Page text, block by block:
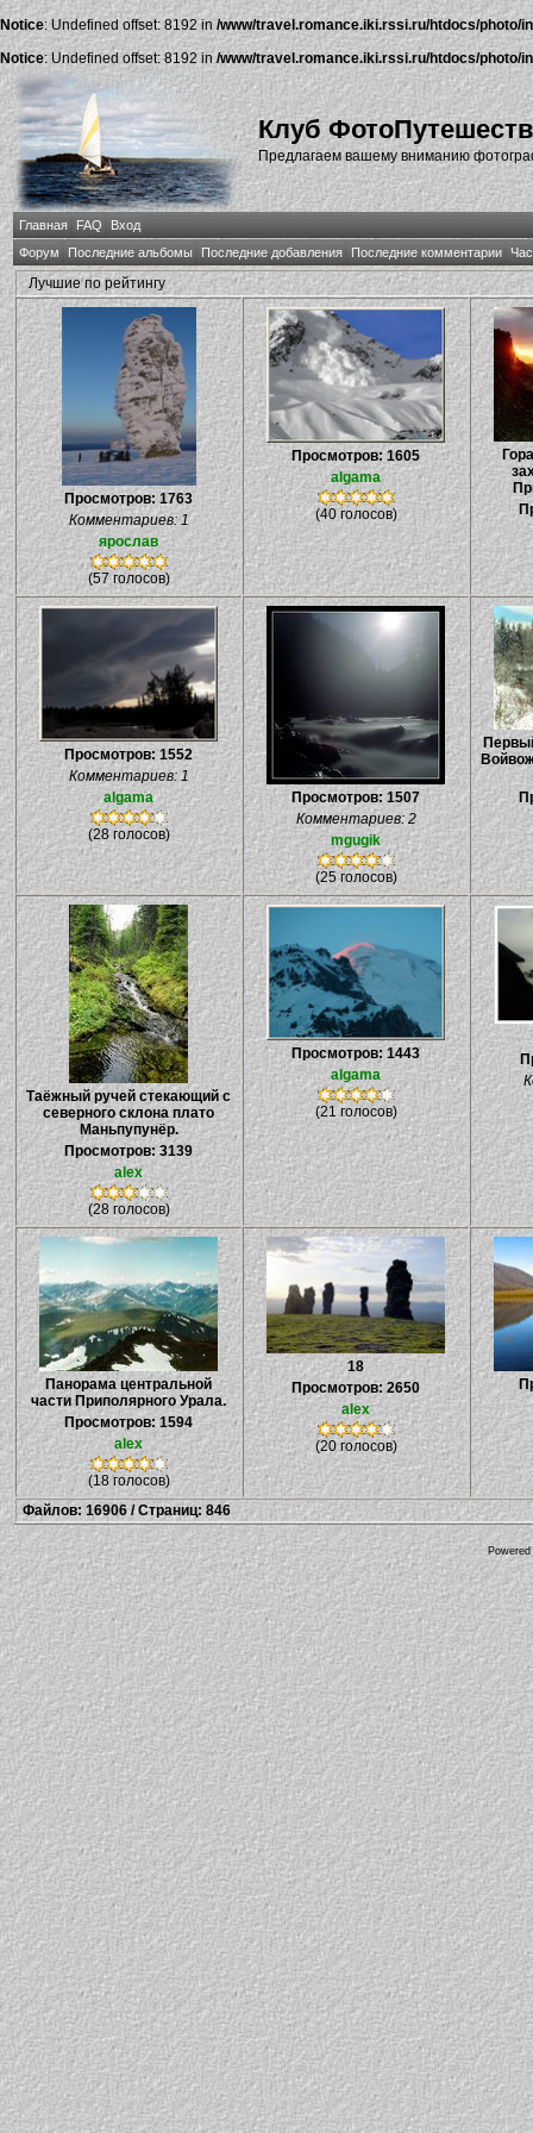
Notice: Undefined offset: 8192 in /www/travel.romance.iki.rssi.ru/htdocs/photo/
Notice: Undefined offset: 8192 in/www/travel.romance.iki.rssi.ru/htdocs/photo/
Клуб
Предлагаем вашему вниманию
Главная FAQ
Вход
Форум
Последние альбомы Последние добавления Последние комментарии
Лучшие по рейтингу
Просмотров: 1763
Комментариев: 1
ярослав
(57 голосов)
Просмотров: 1605
algama
(40 голосов)
Просмотров: 1552
Комментариев: 1
algama
(28 голосов)
Просмотров: 1507
Комментариев: 2
mgugik
(25 голосов)
Таёжный ручей стекающий с
северного склона плато
Маньпупунёр.
Просмотров: 3139
alex
(28 голосов)
Просмотров: 1443
algama
(21 голосов)
Панорама центральной
части Приполярного Урала.
Просмотров: 1594
alex
(18 голосов)
18
Просмотров: 2650
alex
(20 голосов)
Файлов: 16906 / Страниц: 846